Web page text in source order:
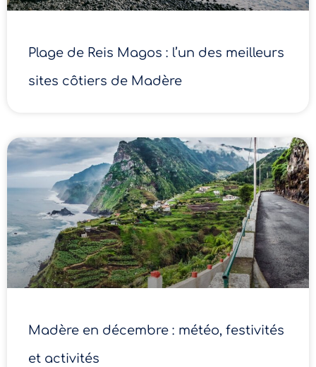
Plage de Reis Magos : l’un des meilleurs
sites côtiers de Madère
Madère en décembre : météo, festivités
et activités